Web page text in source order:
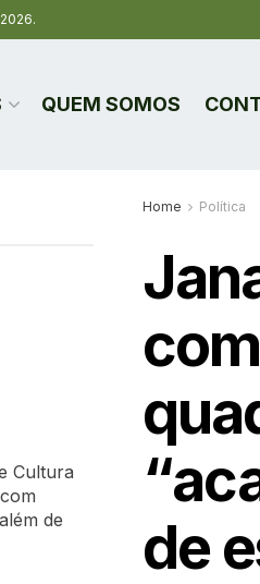
QUEM SOMOS
Home Política
de
Cultura
de